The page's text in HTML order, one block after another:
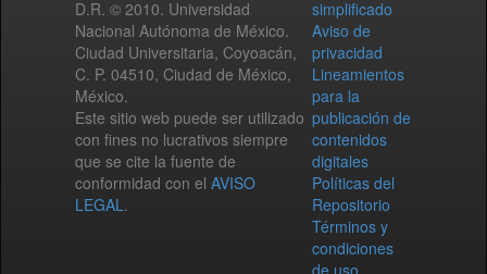
D.R. © 2010. Universidad
Nacional Autónoma de México.
Ciudad Universitaria, Coyoacán,
C. P. 04510, Ciudad de México,
México.
Este sitio web puede ser utilizado
con fines no lucrativos siempre
que se cite la fuente de
conformidad con el AVISO
LEGAL.
simplificado
Aviso de
privacidad
Lineamientos
para la
publicación de
contenidos
digitales
Políticas del
Repositorio
Términos y
condiciones
de uso